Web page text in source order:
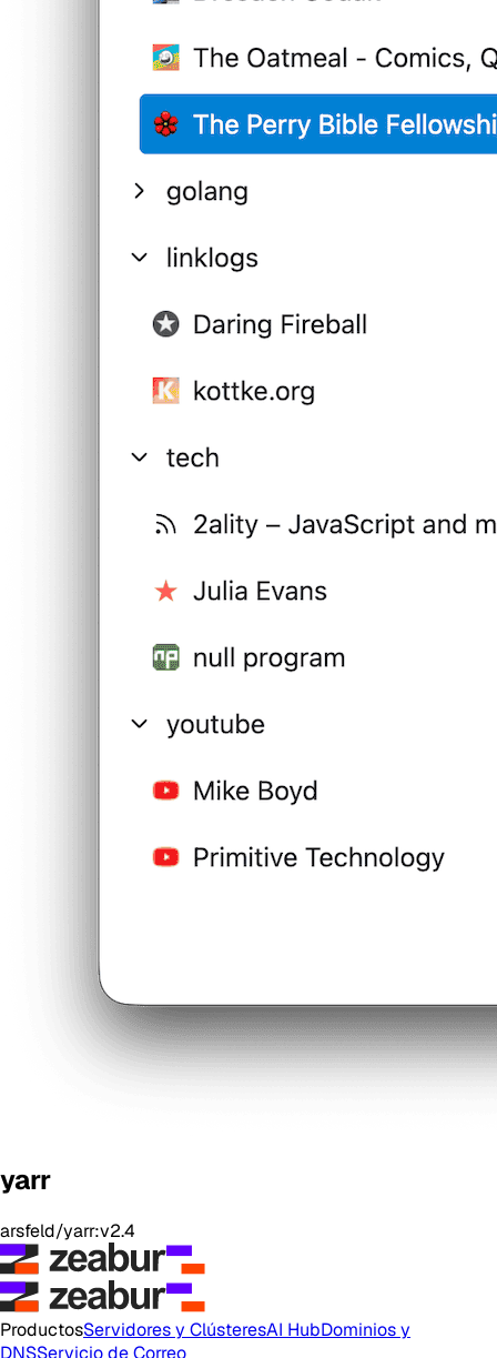
yarr
arsfeld/yarr:v2.4
ProductosServidores y ClústeresAI HubDominios y